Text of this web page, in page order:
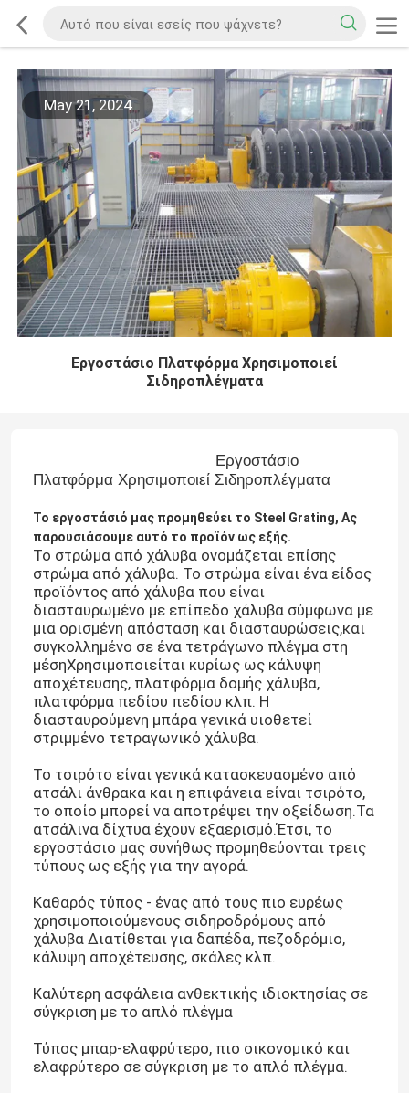
May 21, 2024
Εργοστάσιο Πλατφόρμα Χρησιμοποιεί
Σιδηροπλέγματα
Εργοστάσιο
Πλατφόρμα Χρησιμοποιεί Σιδηροπλέγματα
Το εργοστάσιό μας προμηθεύει το Steel Grating, Ας
παρουσιάσουμε αυτό το προϊόν ως εξής.
Το στρώμα από χάλυβα ονομάζεται επίσης
στρώμα από χάλυβα. Το στρώμα είναι ένα είδος
προϊόντος από χάλυβα που είναι
διασταυρωμένο με επίπεδο χάλυβα σύμφωνα με
μια ορισμένη απόσταση και διασταυρώσεις,και
συγκολλημένο σε ένα τετράγωνο πλέγμα στη
μέσηΧρησιμοποιείται κυρίως ως κάλυψη
αποχέτευσης, πλατφόρμα δομής χάλυβα,
πλατφόρμα πεδίου πεδίου κλπ. Η
διασταυρούμενη μπάρα γενικά υιοθετεί
στριμμένο τετραγωνικό χάλυβα.
Το τσιρότο είναι γενικά κατασκευασμένο από
ατσάλι άνθρακα και η επιφάνεια είναι τσιρότο,
το οποίο μπορεί να αποτρέψει την οξείδωση.Τα
ατσάλινα δίχτυα έχουν εξαερισμό.Έτσι, το
εργοστάσιο μας συνήθως προμηθεύονται τρεις
τύπους ως εξής για την αγορά.
Καθαρός τύπος - ένας από τους πιο ευρέως
χρησιμοποιούμενους σιδηροδρόμους από
χάλυβα Διατίθεται για δαπέδα, πεζοδρόμιο,
κάλυψη αποχέτευσης, σκάλες κλπ.
Καλύτερη ασφάλεια ανθεκτικής ιδιοκτησίας σε
σύγκριση με το απλό πλέγμα
Τύπος μπαρ-ελαφρύτερο, πιο οικονομικό και
ελαφρύτερο σε σύγκριση με το απλό πλέγμα.